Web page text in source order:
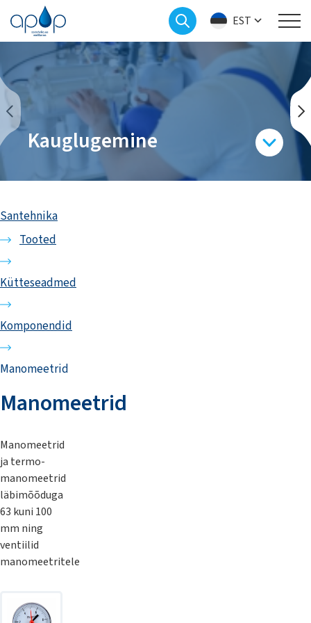
EST
Kauglugemine
Santehnika
Tooted
Kütteseadmed
Komponendid
Manomeetrid
Manomeetrid
Manomeetrid
ja termo-
manomeetrid
läbimõõduga
63 kuni 100
mm ning
ventiilid
manomeetritele